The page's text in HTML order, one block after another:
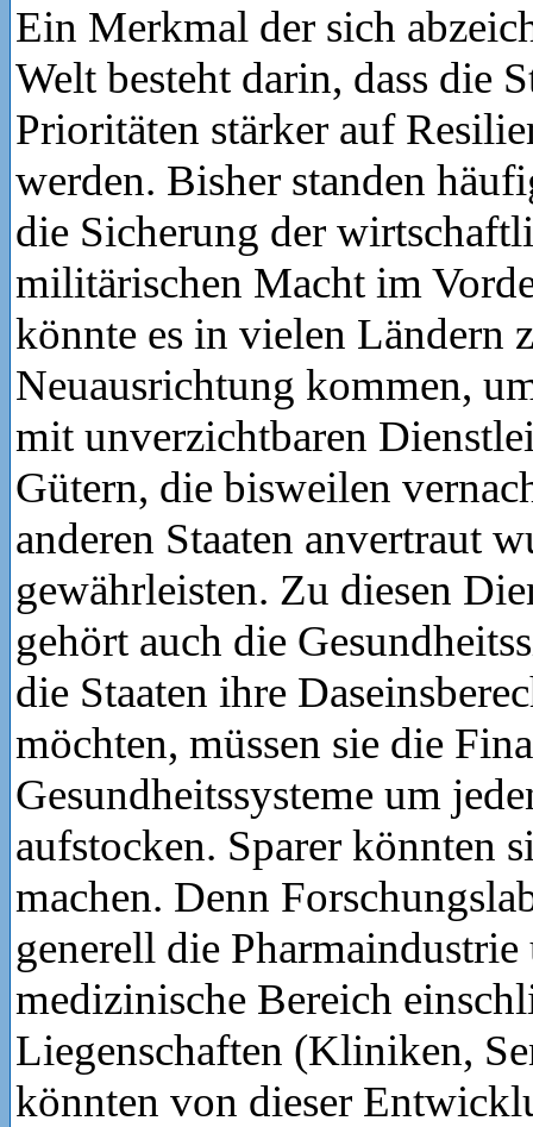
Ein Merkmal der sich
Welt besteht darin, dass die
Prioritäten stärker auf
werden. Bisher standen
die Sicherung der
militärischen Macht im
könnte es in vielen Ländern
Neuausrichtung kommen,
mit unverzichtbaren
Gütern, die bisweilen
anderen Staaten anvertraut
gewährleisten. Zu diesen
gehört auch die
die Staaten ihre
möchten, müssen sie die
Gesundheitssysteme um
aufstocken. Sparer könnten
machen. Denn
generell die Pharmaindustrie
medizinische Bereich
Liegenschaften (Kliniken,
könnten von dieser